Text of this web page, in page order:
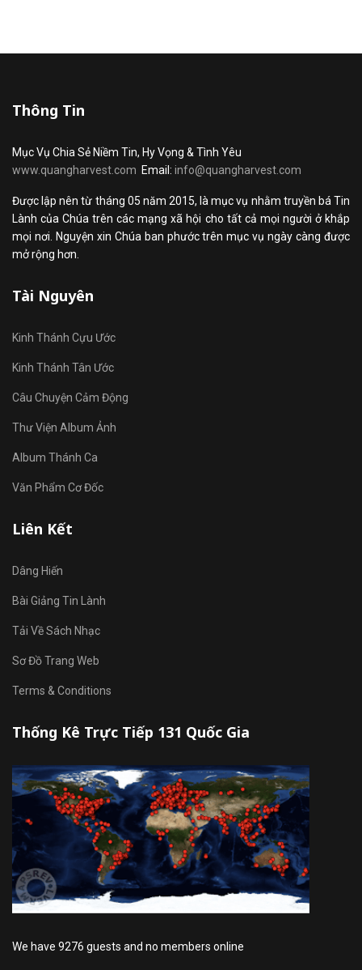
Thông Tin
Mục Vụ Chia Sẻ Niềm Tin, Hy Vọng & Tình Yêu
www.quangharvest.com Email: info@quangharvest.com
Được lập nên từ tháng 05 năm 2015, là mục vụ nhằm truyền bá Tin
Lành của Chúa trên các mạng xã hội cho tất cả mọi người ở khắp
mọi nơi. Nguyện xin Chúa ban phước trên mục vụ ngày càng được
mở rộng hơn.
Tài Nguyên
Kinh Thánh Cựu Ước
Kinh Thánh Tân Ước
Câu Chuyện Cảm Động
Thư Viện Album Ảnh
Album Thánh Ca
Văn Phẩm Cơ Đốc
Liên Kết
Dâng Hiến
Bài Giảng Tin Lành
Tải Về Sách Nhạc
Sơ Đồ Trang Web
Terms & Conditions
Thống Kê Trực Tiếp 131 Quốc Gia
We have 9276 guests and no members online